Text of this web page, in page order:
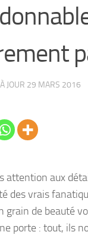
JOUR 29 MARS 2016
aux
des vrais
grain de beauté
porte : tout, ils